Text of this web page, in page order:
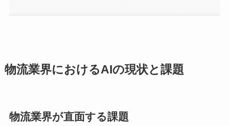
物流業界におけるAIの現状と課題
物流業界が直面する課題